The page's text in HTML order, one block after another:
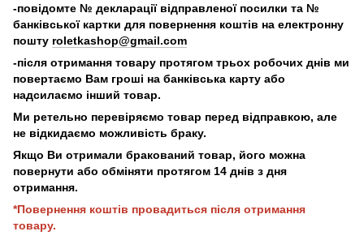
-повідомте № декларації відправленої посилки та №
банківської картки для повернення коштів на електронну
пошту roletkashop@gmail.com
-після отримання товару протягом трьох робочих днів ми
повертаємо Вам гроші на банківська карту або
надсилаємо інший товар.
Ми ретельно перевіряємо товар перед відправкою, але
не відкидаємо можливість браку.
Якщо Ви отримали бракований товар, його можна
повернути або обміняти протягом 14 днів з дня
отримання.
*Повернення коштів провадиться після отримання
товару.